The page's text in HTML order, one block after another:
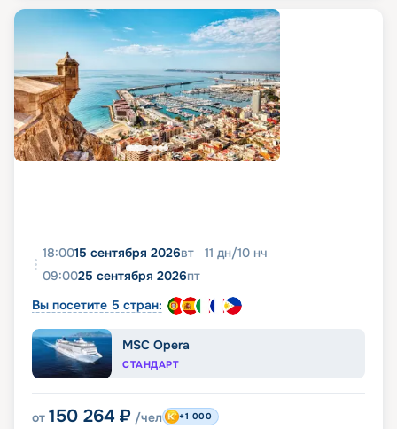
18:0015 сентября 2026вт 11 дн/10 нч
09:0025 сентября 2026пт
Вы посетите 5 стран:
MSC Opera
СТАНДАРТ
от 150 264 ₽ /чел +1 000